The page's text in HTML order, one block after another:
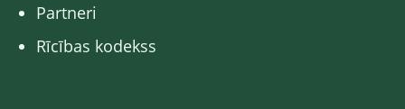
Partneri
Rīcības kodekss